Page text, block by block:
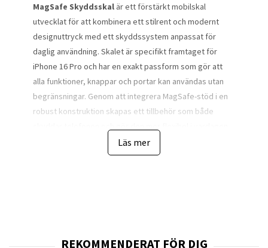
MagSafe Skyddsskalär ett förstärkt mobilskal
utvecklat för att kombinera ett stilrent och modernt
designuttryck med ett skyddssystem anpassat för
daglig användning. Skalet är specifikt framtaget för
iPhone 16 Pro och har en exakt passform som gör att
alla funktioner, knappar och portar kan användas utan
begränsningar. Genom att integrera MagSafe-stöd i en
robust konstruktion skapas ett tillbehör som både
Designen Magnetic ger telefonen ett diskret och
kraften från fall och slag, vilket minskar risken för
Läs mer